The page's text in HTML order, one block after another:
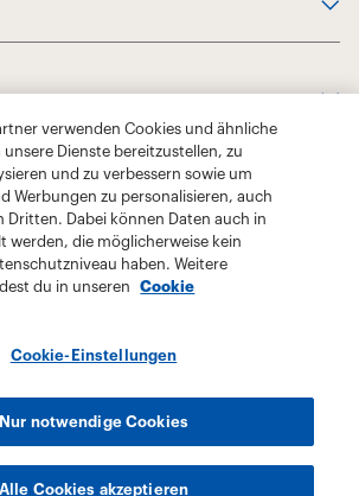
verwenden Cookies und ähnliche
Dienste bereitzustellen, zu
und zu verbessern sowie um
Werbungen zu personalisieren, auch
Dritten. Dabei können Daten auch in
werden, die möglicherweise kein
haben. Weitere
du in unseren
Cookie
Cookie-Einstellungen
Nur notwendige Cookies
Alle Cookies akzeptieren